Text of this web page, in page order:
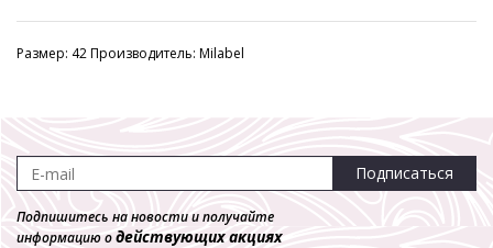
Размер: 42 Производитель: Milabel
Подписаться
Подпишитесь на новости и получайте
информацию одействующих акциях